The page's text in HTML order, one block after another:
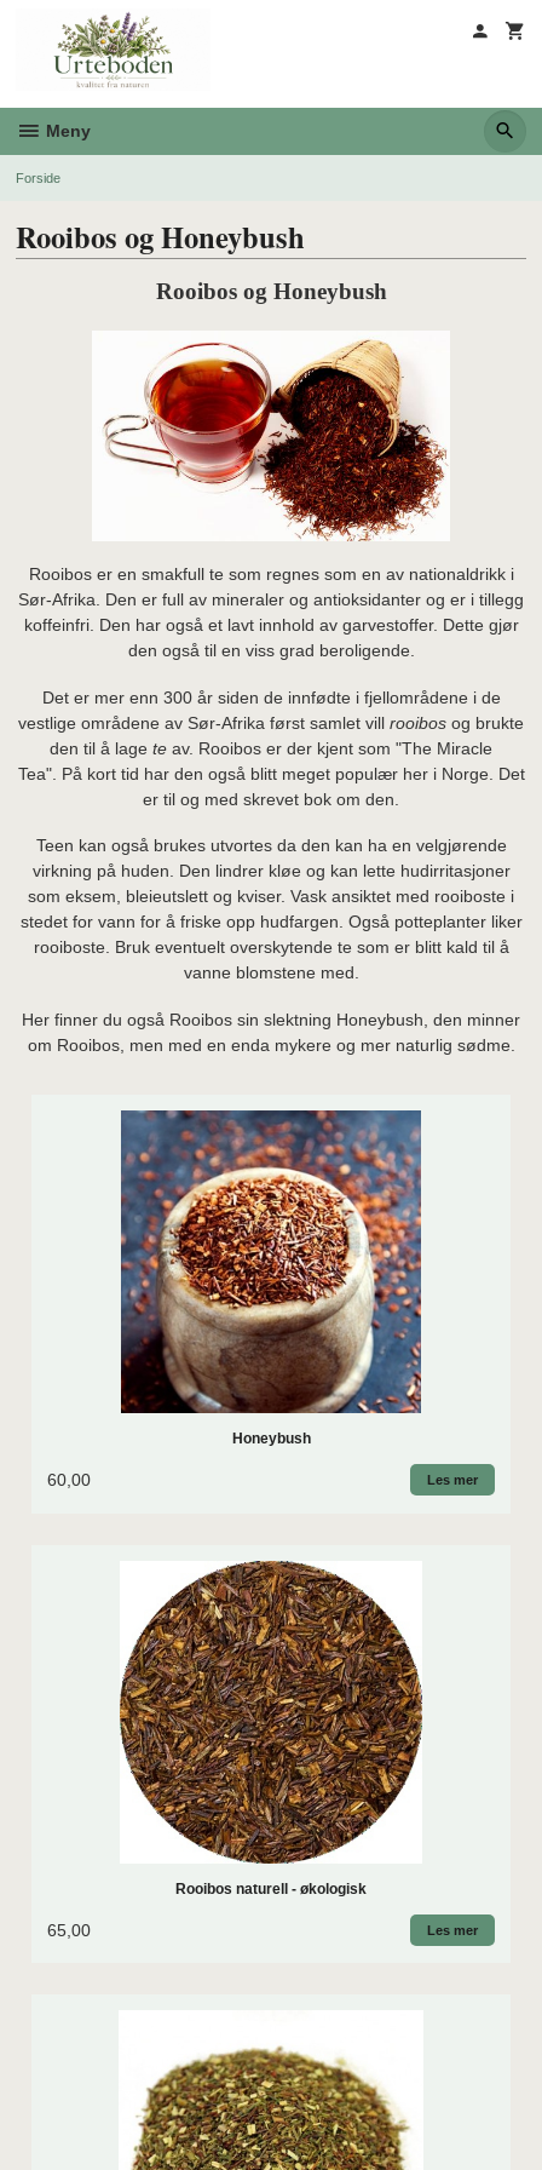
innholdet
Meny
Forside
Rooibos og Honeybush
Rooibos og Honeybush
Rooibos er en smakfull te som regnes som en av nationaldrikk i
Sør-Afrika. Den er full av mineraler og antioksidanter og er i tillegg
koffeinfri. Den har også et lavt innhold av garvestoffer. Dette gjør
den også til en viss grad beroligende.
Det er mer enn 300 år siden de innfødte i fjellområdene i de
vestlige områdene av Sør-Afrika først samlet vill rooibos og brukte
den til å lage te av. Rooibos er der kjent som "The Miracle
Tea". På kort tid har den også blitt meget populær her i Norge. Det
er til og med skrevet bok om den.
Teen kan også brukes utvortes da den kan ha en velgjørende
virkning på huden. Den lindrer kløe og kan lette hudirritasjoner
som eksem, bleieutslett og kviser. Vask ansiktet med rooiboste i
stedet for vann for å friske opp hudfargen. Også potteplanter liker
rooiboste. Bruk eventuelt overskytende te som er blitt kald til å
vanne blomstene med.
Her finner du også Rooibos sin slektning Honeybush, den minner
om Rooibos, men med en enda mykere og mer naturlig sødme.
Honeybush
60,00 Les mer
Rooibos naturell - økologisk
65,00 Les mer